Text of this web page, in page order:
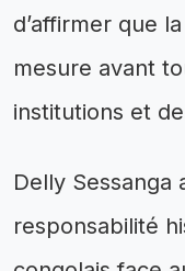
d’affirmer que
mesure avant
institutions et
Delly Sessanga
responsabilité